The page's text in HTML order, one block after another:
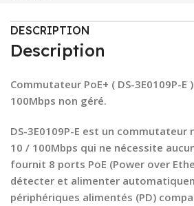
DESCRIPTION
Description
Commutateur PoE+ ( DS-3E0109P-
100Mbps non géré.
DS-3E0109P-E est un commutateur
10 / 100Mbps qui ne nécessite
fournit 8 ports PoE (Power over
détecter et alimenter
périphériques alimentés (PD)